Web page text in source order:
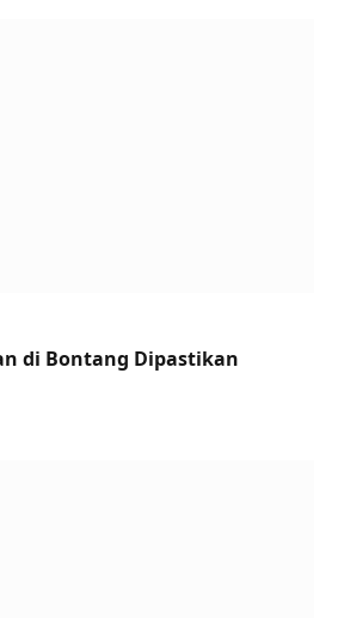
di Bontang Dipastikan